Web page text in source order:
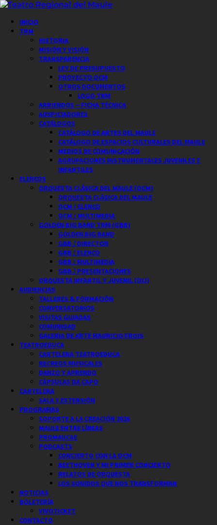
Saltar
contenido
Menú
principal
INICIO
TRM
HISTORIA
MISIÓN Y VISIÓN
TRANSPARENCIA
LEY DE PRESUPUESTO
PROYECTO OCM
OTROS DOCUMENTOS
LOGO TRM
ARRIENDOS – FICHA TÉCNICA
AUSPICIADORES
CATÁLOGOS
CATÁLOGO DE ARTES DEL MAULE
CATÁLOGO DE ESPACIOS CULTURALES DEL MAULE
MEDIOS DE COMUNICACIÓN
AGRUPACIONES INSTRUMENTALES JUVENILES E
INFANTILES
ELENCOS
ORQUESTA CLÁSICA DEL MAULE (OCM)
ORQUESTA CLÁSICA DEL MAULE
OCM / ELENCO
OCM / MULTIMEDIA
GOLDEN BIG BAND TRM (GBB)
GOLDEN BIG BAND
GBB / DIRECTOR
GBB / ELENCO
GBB / MULTIMEDIA
GBB / PRESENTACIONES
ORQUESTA INFANTIL Y JUVENIL (OIJ)
AUDIENCIAS
TALLERES & FORMACIÓN
CONVERSATORIOS
VISITAS GUIADAS
COMUNIDAD
GALERIA DE ARTE MAURICIO FROIS
TEATROEDUCA
CARTELERA TEATROEDUCA
RECREOS MUSICALES
DANZO Y APRENDO
CÁPSULAS DA CAPO
CARTELERA
SALA Y EXTENSIÓN
PROGRAMAS
SOPORTE A LA CREACIÓN 2026
MAULE ENTRE LÍNEAS
PROMAUCAE
PODCASTS
CONCIERTO CON LA OCM
BEETHOVEN Y MI PRIMER CONCIERTO
RELATOS DE ORQUESTA
LOS SONIDOS QUE NOS TRANSFORMAN
NOTICIAS
BOLETERÍA
VIVOTICKET
CONTACTO